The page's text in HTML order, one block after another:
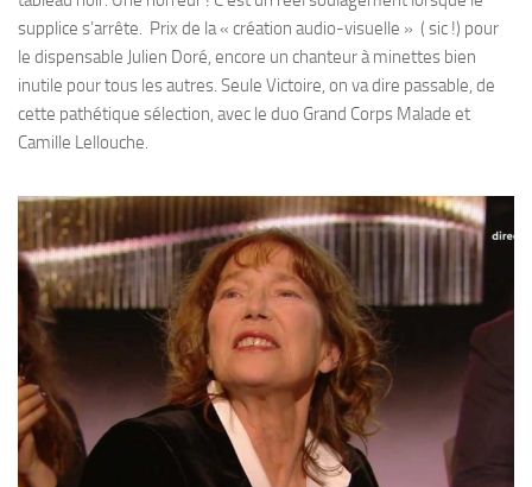
supplice s’arrête. Prix de la « création audio-visuelle » ( sic !) pour
le dispensable Julien Doré, encore un chanteur à minettes bien
inutile pour tous les autres. Seule Victoire, on va dire passable, de
cette pathétique sélection, avec le duo Grand Corps Malade et
Camille Lellouche.